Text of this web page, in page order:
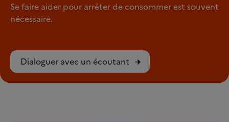
Se faire aider pour arrêter de consommer est souvent
nécessaire.
Dialoguer avec un écoutant